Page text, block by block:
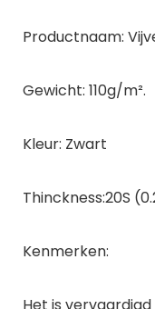
Productnaam:
Gewicht: 110g/m².
Kleur: Zwart
Thinckness:20S
Kenmerken: